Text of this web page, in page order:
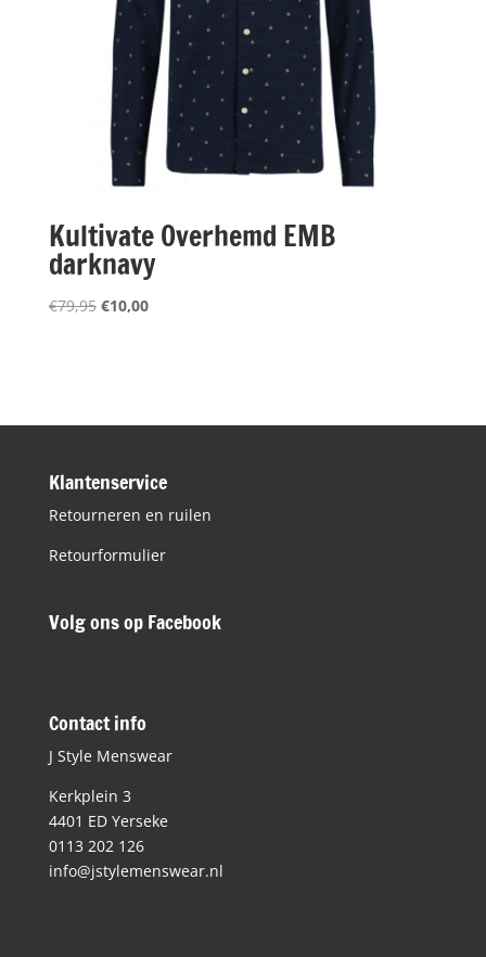
Kultivate Overhemd EMB
darknavy
€79,95 Oorspronkelijke
€10,00Huidige
Klantenservice
Retourneren en ruilen
Retourformulier
Volg ons op Facebook
Contact info
J Style Menswear
Kerkplein 3
4401 ED Yerseke
0113 202 126
info@jstylemenswear.nl